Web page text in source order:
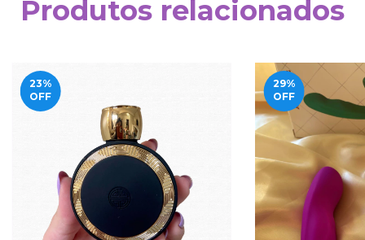
Produtos relacionados
23%
OFF
29%
OFF